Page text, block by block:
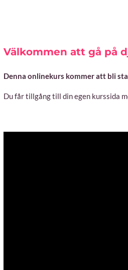
Välkommen att gå på
Denna onlinekurs kommer att bli
Du får tillgång till din egen kurssida